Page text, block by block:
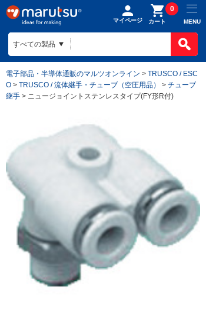
マイページ カート
0
MENU
電子部品・半導体通販のマルツオンライン > TRUSCO / ESC
O > TRUSCO / 流体継手・チューブ（空圧用品） > チューブ
継手 > ニュージョイントステンレスタイプ(FY形R付)